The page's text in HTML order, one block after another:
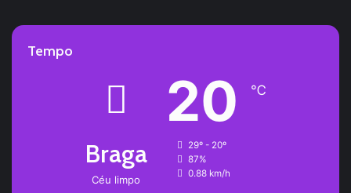
Tempo
Braga
Céu limpo
20 ℃
29º - 20º
87%
0.88 km/h